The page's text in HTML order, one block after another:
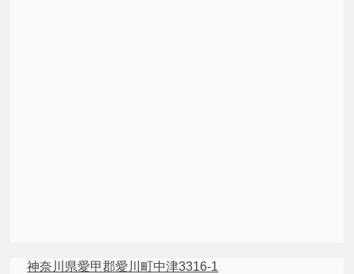
神奈川県愛甲郡愛川町中津3316-1